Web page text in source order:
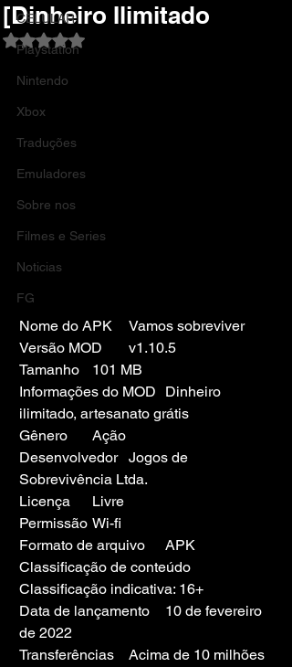
CELULAR
Playstation
Nintendo
Xbox
Traduções
Emuladores
Sobre nos
Filmes e Series
Noticias
FG
[Dinheiro Ilimitado
Avaliado com NaN de 5 estrelas.
Nome do APK	Vamos sobreviver
Versão MOD	v1.10.5
Tamanho	101 MB
Informações do MOD	Dinheiro
ilimitado, artesanato grátis
Gênero	Ação
Desenvolvedor	Jogos de
Sobrevivência Ltda.
Licença	Livre
Permissão	Wi-fi
Formato de arquivo	APK
Classificação de conteúdo
Classificação indicativa: 16+
Data de lançamento	10 de fevereiro
de 2022
Transferências	Acima de 10 milhões